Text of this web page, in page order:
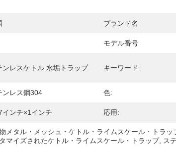
ブランド名
モデル番号
ンレスケトル 水垢トラップ キーワード:
ンレス鋼304 色:
インチ×1インチ 応用:
メタル・メッシュ・ケトル・ライムスケール・トラッ
マイズされたケトル・ライムスケール・トラップ, ス